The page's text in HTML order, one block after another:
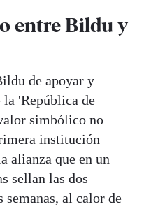
entre Bildu y
de apoyar y
la 'República de
simbólico no
institución
alianza que en un
sellan las dos
al calor de